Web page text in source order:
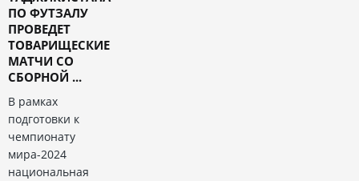
ПО ФУТЗАЛУ
ПРОВЕДЕТ
ТОВАРИЩЕСКИЕ
МАТЧИ СО
СБОРНОЙ ...
В рамках
подготовки к
чемпионату
мира-2024
национальная